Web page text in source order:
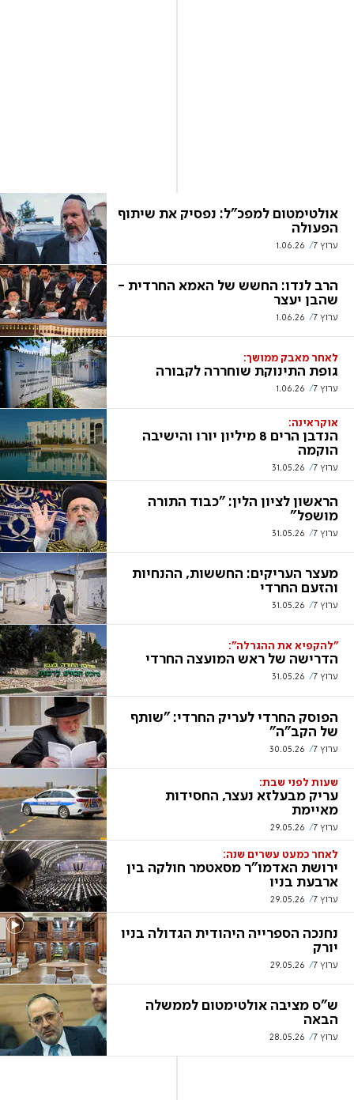
אולטימטום למפכ"ל: נפסיק את שיתוף
הפעולה
ערוץ 7 1.06.26
הרב לנדו: החשש של האמא החרדית -
שהבן יעצר
ערוץ 7 1.06.26
לאחר מאבק ממושך:
גופת התינוקת שוחררה לקבורה
ערוץ 7 1.06.26
אוקראינה:
הנדבן הרים 8 מיליון יורו והישיבה
הוקמה
ערוץ 7 31.05.26
הראשון לציון הלין: "כבוד התורה
מושפל"
ערוץ 7 31.05.26
מעצר העריקים: החששות, ההנחיות
והזעם החרדי
ערוץ 7 31.05.26
"להקפיא את ההגרלה":
הדרישה של ראש המועצה החרדי
ערוץ 7 31.05.26
הפוסק החרדי לעריק החרדי: "שותף
של הקב"ה"
ערוץ 7 30.05.26
שעות לפני שבת:
עריק מבעלזא נעצר, החסידות
מאיימת
ערוץ 7 29.05.26
לאחר כמעט עשרים שנה:
ירושת האדמו"ר מסאטמר חולקה בין
ארבעת בניו
ערוץ 7 29.05.26
נחנכה הספרייה היהודית הגדולה בניו
יורק
ערוץ 7 29.05.26
ש"ס מציבה אולטימטום לממשלה
הבאה
ערוץ 7 28.05.26